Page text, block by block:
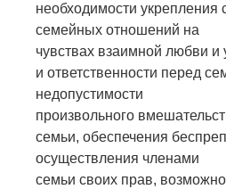
необходимости укрепления
семейных отношений на
чувствах взаимной любви
и ответственности перед
недопустимости
произвольного
семьи, обеспечения
осуществления членами
семьи своих прав,